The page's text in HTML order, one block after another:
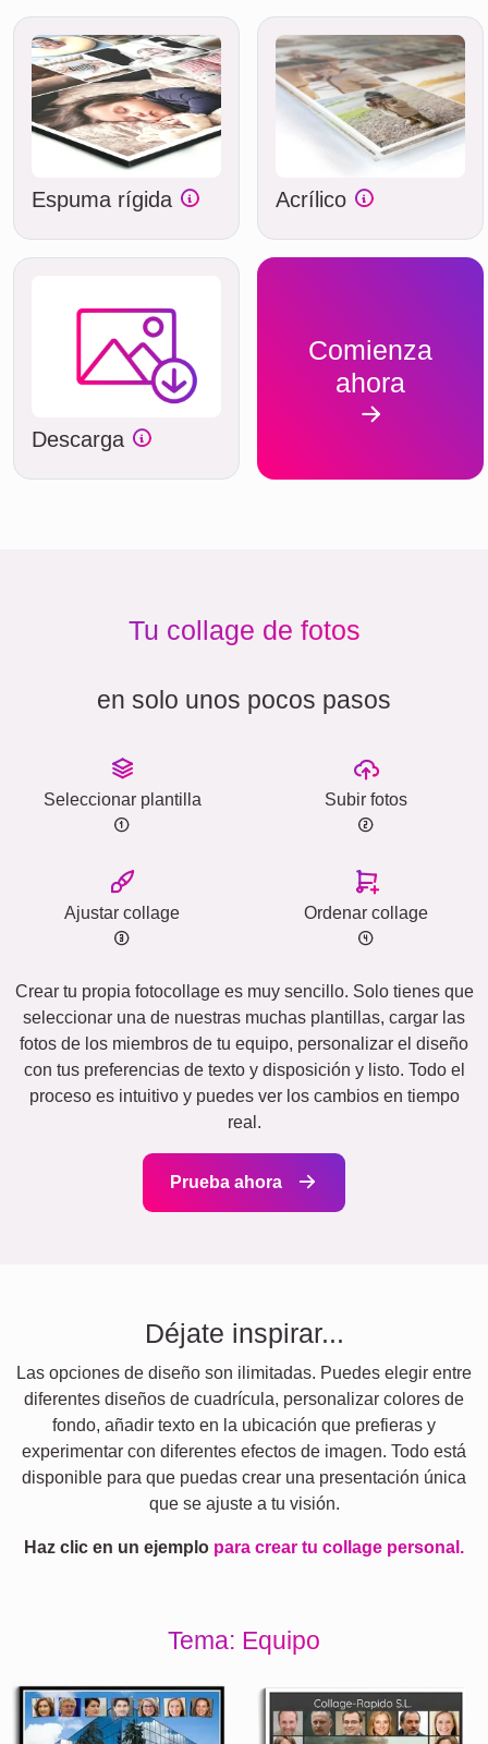
Espuma rígida Acrílico
Descarga
Comienza
ahora
Tu collage de fotos
en solo unos pocos pasos
Seleccionar plantilla Subir fotos
Ajustar collage Ordenar collage
Crear tu propia fotocollage es muy sencillo. Solo tienes que
seleccionar una de nuestras muchas plantillas, cargar las
fotos de los miembros de tu equipo, personalizar el diseño
con tus preferencias de texto y disposición y listo. Todo el
proceso es intuitivo y puedes ver los cambios en tiempo
real.
Prueba ahora
Déjate inspirar...
Las opciones de diseño son ilimitadas. Puedes elegir entre
diferentes diseños de cuadrícula, personalizar colores de
fondo, añadir texto en la ubicación que prefieras y
experimentar con diferentes efectos de imagen. Todo está
disponible para que puedas crear una presentación única
que se ajuste a tu visión.
Haz clic en un ejemplo para crear tu collage personal.
Tema: Equipo